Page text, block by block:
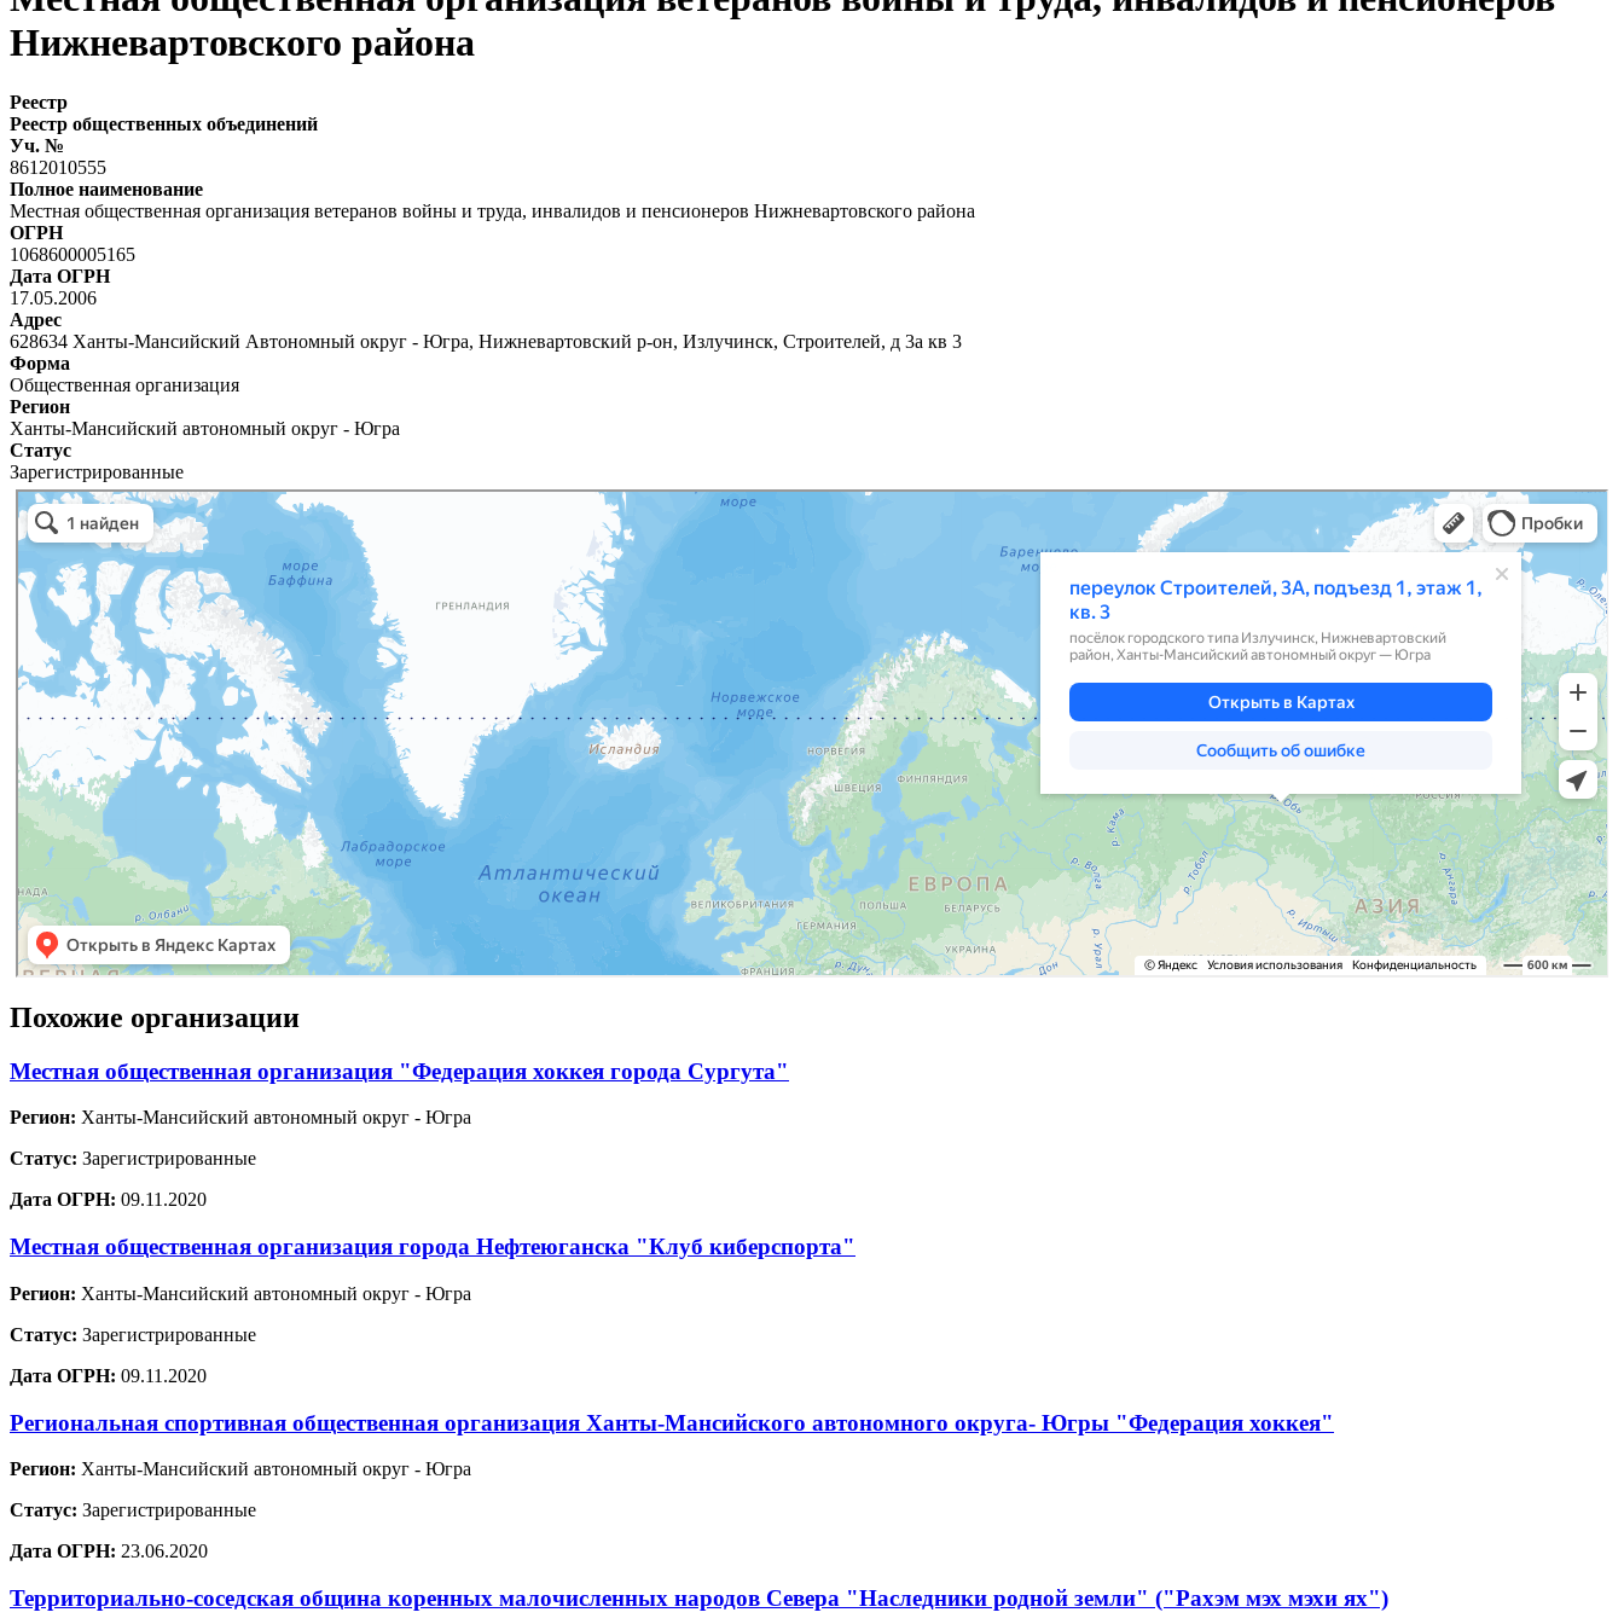
Нижневартовского района
Реестр
Реестр общественных объединений
Уч. №
8612010555
Полное наименование
Местная общественная организация ветеранов войны и труда, инвалидов и пенсионеров Нижневартовского района
ОГРН
1068600005165
Дата ОГРН
17.05.2006
Адрес
628634 Ханты-Мансийский Автономный округ - Югра, Нижневартовский р-он, Излучинск, Строителей, д 3а кв 3
Форма
Общественная организация
Регион
Ханты-Мансийский автономный округ - Югра
Статус
Зарегистрированные
Похожие организации
Местная общественная организация "Федерация хоккея города Сургута"
Регион: Ханты-Мансийский автономный округ - Югра
Статус: Зарегистрированные
Дата ОГРН: 09.11.2020
Местная общественная организация города Нефтеюганска "Клуб киберспорта"
Регион: Ханты-Мансийский автономный округ - Югра
Статус: Зарегистрированные
Дата ОГРН: 09.11.2020
Региональная спортивная общественная организация Ханты-Мансийского автономного округа- Югры "Федерация хоккея"
Регион: Ханты-Мансийский автономный округ - Югра
Статус: Зарегистрированные
Дата ОГРН: 23.06.2020
Территориально-соседская община коренных малочисленных народов Севера "Наследники родной земли" ("Рахэм мэх мэхи ях")